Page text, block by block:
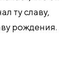
ту славу,
рождения.